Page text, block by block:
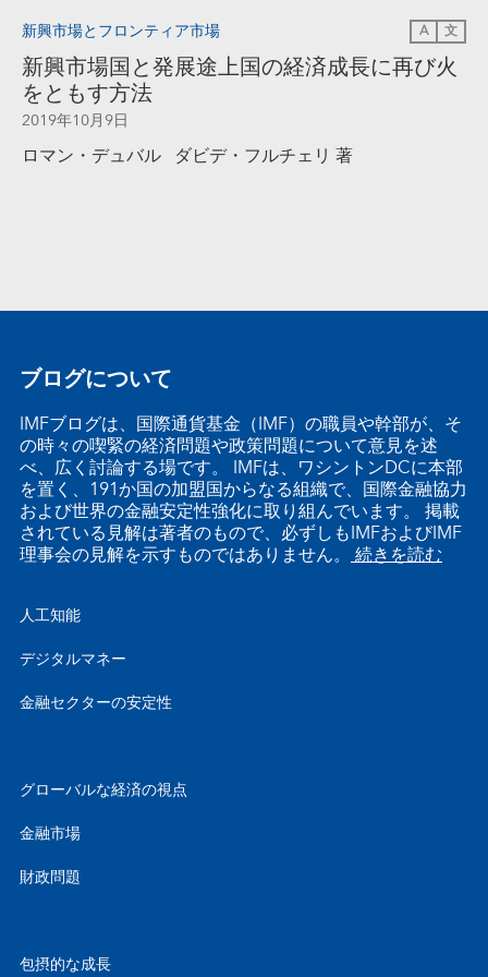
新興市場とフロンティア市場 A 文
新興市場国と発展途上国の経済成長に再び火
をともす方法
2019年10月9日
ロマン・デュバル ダビデ・フルチェリ 著
ブログについて
IMFブログは、国際通貨基金（IMF）の職員や幹部が、そ
の時々の喫緊の経済問題や政策問題について意見を述
べ、広く討論する場です。 IMFは、ワシントンDCに本部
を置く、191か国の加盟国からなる組織で、国際金融協力
および世界の金融安定性強化に取り組んでいます。 掲載
されている見解は著者のもので、必ずしもIMFおよびIMF
理事会の見解を示すものではありません。 続きを読む
人工知能
デジタルマネー
金融セクターの安定性
グローバルな経済の視点
金融市場
財政問題
包摂的な成長